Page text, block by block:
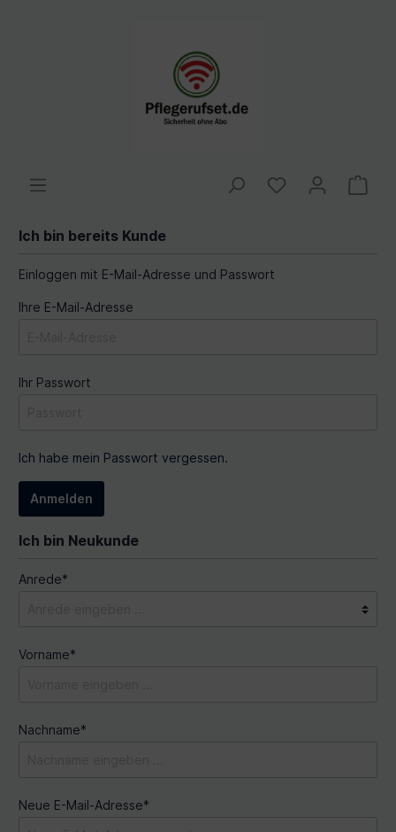
Ich bin bereits Kunde
Einloggen mit E-Mail-Adresse und Passwort
Ihre E-Mail-Adresse
Ihr Passwort
Ich habe mein Passwort vergessen.
Anmelden
Ich bin Neukunde
Anrede*
Vorname*
Nachname*
Neue E-Mail-Adresse*